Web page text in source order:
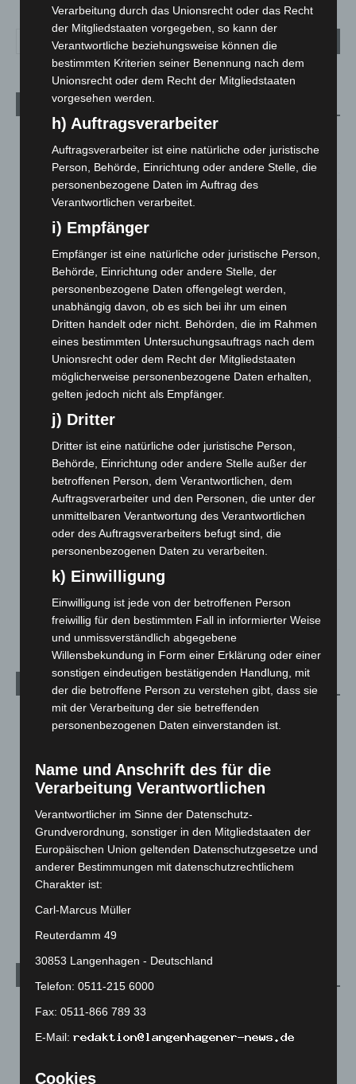
Aktuelle Beiträge
10. August 2026
Kunst trifft Weingenuss: Barbara-Susann Mehring zeigt ihre
Werke im Jacques’ Wein-Depot Isernhagen
8. August 2026
A2: Zweite Turbobaustelle startet zwischen Hannover-West
und Bothfeld
8. August 2026
Niedersachsen: Feuerwehrkräfte kehren nach
Waldbrandeinsatz aus Spanien zurück
7. August 2026
Hannover: Erste Tigermücken-Population in Niedersachsen
entdeckt
7. August 2026
Brand im „Haus der Begegnung“ in Neuwarmbüchen schnell
eingedämmt
6. August 2026
Region Hannover: 21 neue Notfallsanitäter starten beim
Roten Kreuz
5. August 2026
Mann läuft mit Hockeyschläger über A7 – Polizei sucht
Zeugen
5. August 2026
Kategorien
Hannover und Region
Langenhagen und Ortsteile
Leserbriefe
Menschen
Über uns
Veranstaltungen
Welt
August 2026(15)
Juli 2026 (73)
Verarbeitung durch das Unionsrecht oder das Recht
der Mitgliedstaaten vorgegeben, so kann der
Verantwortliche beziehungsweise können die
bestimmten Kriterien seiner Benennung nach dem
Unionsrecht oder dem Recht der Mitgliedstaaten
vorgesehen werden.
h) Auftragsverarbeiter
Auftragsverarbeiter ist eine natürliche oder juristische
Person, Behörde, Einrichtung oder andere Stelle, die
personenbezogene Daten im Auftrag des
Verantwortlichen verarbeitet.
i) Empfänger
Empfänger ist eine natürliche oder juristische Person,
Behörde, Einrichtung oder andere Stelle, der
personenbezogene Daten offengelegt werden,
unabhängig davon, ob es sich bei ihr um einen
Dritten handelt oder nicht. Behörden, die im Rahmen
eines bestimmten Untersuchungsauftrags nach dem
Unionsrecht oder dem Recht der Mitgliedstaaten
möglicherweise personenbezogene Daten erhalten,
gelten jedoch nicht als Empfänger.
j) Dritter
Dritter ist eine natürliche oder juristische Person,
Behörde, Einrichtung oder andere Stelle außer der
betroffenen Person, dem Verantwortlichen, dem
Auftragsverarbeiter und den Personen, die unter der
unmittelbaren Verantwortung des Verantwortlichen
oder des Auftragsverarbeiters befugt sind, die
personenbezogenen Daten zu verarbeiten.
k) Einwilligung
Einwilligung ist jede von der betroffenen Person
freiwillig für den bestimmten Fall in informierter Weise
und unmissverständlich abgegebene
Willensbekundung in Form einer Erklärung oder einer
sonstigen eindeutigen bestätigenden Handlung, mit
der die betroffene Person zu verstehen gibt, dass sie
mit der Verarbeitung der sie betreffenden
personenbezogenen Daten einverstanden ist.
Name und Anschrift des für die
Verarbeitung Verantwortlichen
Verantwortlicher im Sinne der Datenschutz-
Grundverordnung, sonstiger in den Mitgliedstaaten der
Europäischen Union geltenden Datenschutzgesetze und
anderer Bestimmungen mit datenschutzrechtlichem
Charakter ist:
Carl-Marcus Müller
Reuterdamm 49
30853 Langenhagen - Deutschland
Telefon: 0511-215 6000
Fax: 0511-866 789 33
E-Mail:
Cookies